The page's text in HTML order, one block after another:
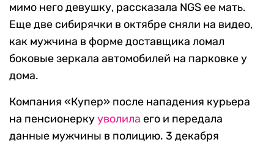
мимо него девушку, рассказала NGS ее мать.
Еще две сибирячки в октябре сняли на видео,
как мужчина в форме доставщика ломал
боковые зеркала автомобилей на парковке у
дома.
Компания «Купер» после нападения курьера
на пенсионеркууволила его и передала
данные мужчины в полицию. 3 декабря